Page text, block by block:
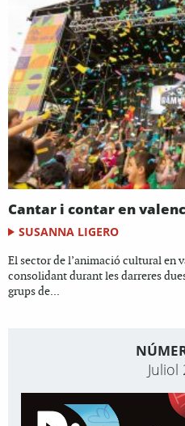
Cantar i contar en
SUSANNA LIGERO
El sector de l’animació cultural en
consolidant durant les darreres
grups de...
Juliol